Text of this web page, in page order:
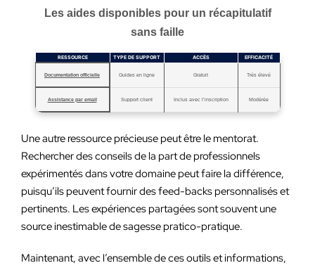
Les aides disponibles pour un récapitulatif
sans faille
RESSOURCE TYPE DE SUPPORT ACCÈS EFFICACITÉ
Documentation officielle Guides en ligne Gratuit Très élevé
Assistance par email Support client Inclus avec l’inscription Modérée
Une autre ressource précieuse peut être le mentorat.
Rechercher des conseils de la part de professionnels
expérimentés dans votre domaine peut faire la différence,
puisqu’ils peuvent fournir des feed-backs personnalisés et
pertinents. Les expériences partagées sont souvent une
source inestimable de sagesse pratico-pratique.
Maintenant, avec l’ensemble de ces outils et informations,